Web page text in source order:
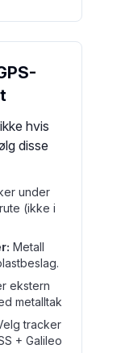
hvis
disse
under
(ikke i
Metall
ekstern
metalltak
tracker
+ Galileo